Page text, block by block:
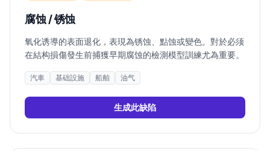
腐蚀 / 锈蚀
氧化诱導的表面退化，表現為锈蚀、點蚀或變色。對於必须
在結构損傷發生前捕獲早期腐蚀的檢測模型訓練尤為重要。
汽車 基础設施 船舶 油气
生成此缺陷